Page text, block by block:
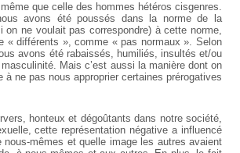
que celle des hommes hétéros cisgenres.
avons été poussés dans la norme de la
ne voulait pas correspondre) à cette norme,
« différents », comme « pas normaux ». Selon
avons été rabaissés, humiliés, insultés et/ou
Mais c’est aussi la manière dont on
ne pas nous approprier certaines prérogatives
honteux et dégoûtants dans notre société,
cette représentation négative a influencé
mêmes et quelle image les autres avaient